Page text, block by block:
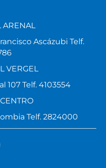
Ascázubi Telf.
VERGEL
107 Telf. 4103554
Telf. 2824000